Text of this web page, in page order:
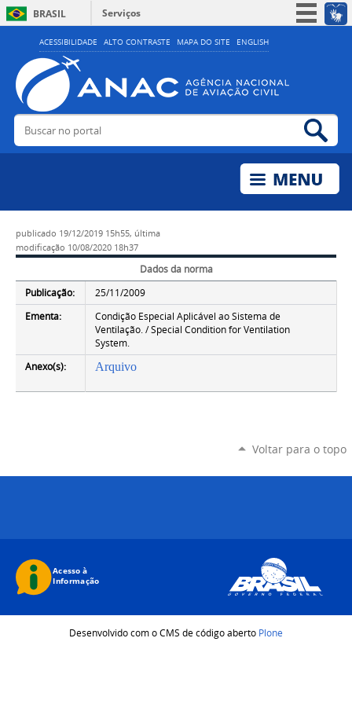
ACESSIBILIDADE ALTO CONTRASTE MAPA DO SITE ENGLISH
BRASIL
Serviços
Simplifique!
Acesso à informação
Legislação
Buscar no portal
publicado 19/12/2019 15h55, última
modificação 10/08/2020 18h37
Dados da norma
Publicação:
25/11/2009
Ementa:
Condição Especial Aplicável ao Sistema de
Ventilação. / Special Condition for Ventilation
System.
Anexo(s):
Arquivo
Voltar para o topo
Desenvolvido com o CMS de código aberto Plone